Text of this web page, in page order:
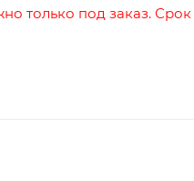
только под заказ. Срок